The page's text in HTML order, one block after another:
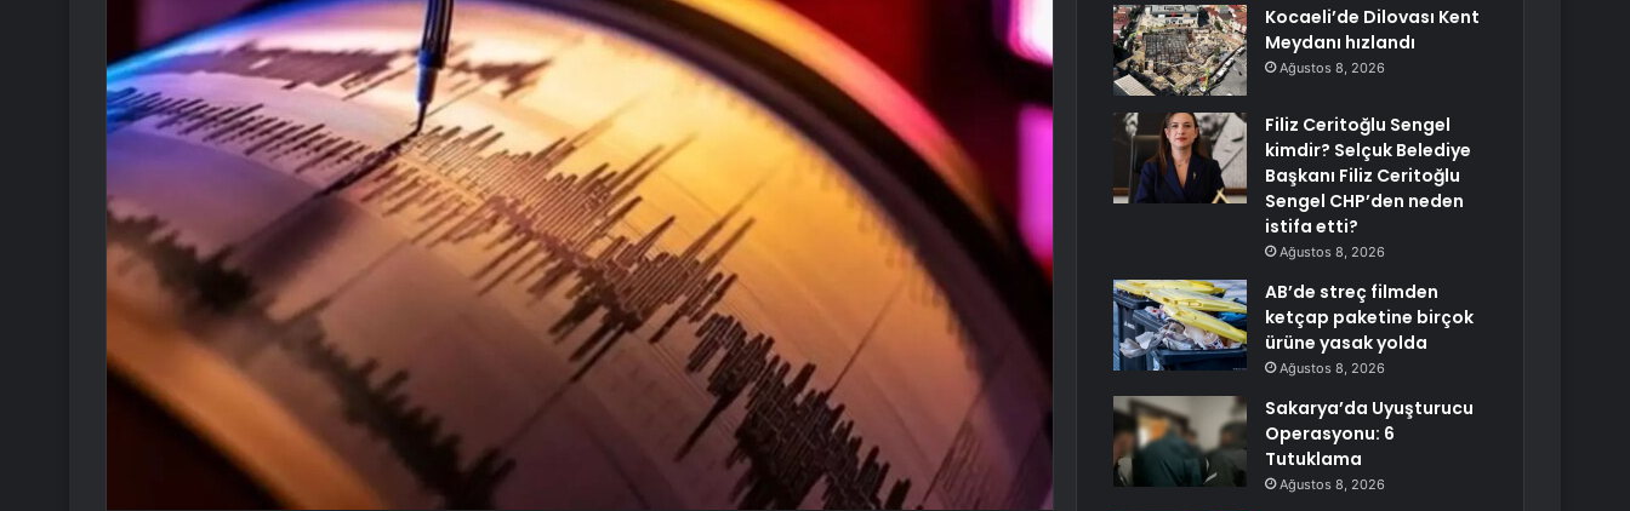
Kocaeli’de Dilovası Kent
Meydanı hızlandı
Ağustos 8, 2026
Filiz Ceritoğlu Sengel
kimdir? Selçuk Belediye
Başkanı Filiz Ceritoğlu
Sengel CHP’den neden
istifa etti?
Ağustos 8, 2026
AB’de streç filmden
ketçap paketine birçok
ürüne yasak yolda
Ağustos 8, 2026
Sakarya’da Uyuşturucu
Operasyonu: 6
Tutuklama
Ağustos 8, 2026